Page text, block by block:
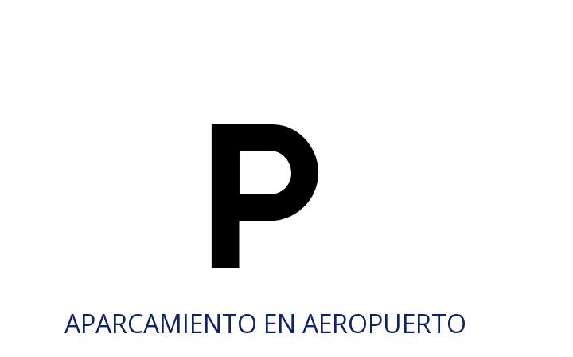
APARCAMIENTO EN AEROPUERTO